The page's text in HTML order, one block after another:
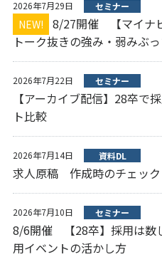
2026年7月29日 セミナー
NEW!
8/27開催 【マイナ
トーク抜きの強み・弱みぶ
2026年7月22日 セミナー
【アーカイブ配信】28卒で
ト比較
2026年7月14日 資料DL
求人原稿 作成時のチェック
2026年7月10日 セミナー
8/6開催 【28卒】採用は数
用イベントの活かし方